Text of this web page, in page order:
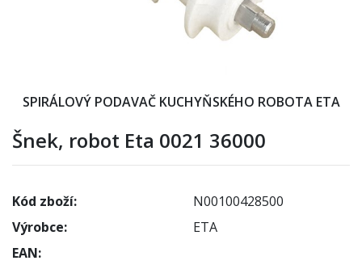
SPIRÁLOVÝ PODAVAČ KUCHYŇSKÉHO ROBOTA ETA
Šnek, robot Eta 0021 36000
Kód zboží:
N00100428500
Výrobce:
ETA
EAN: